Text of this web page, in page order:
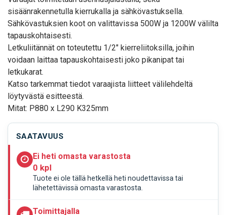
sisäänrakennetulla kierrukalla ja sähkövastuksella.
Sähkövastuksien koot on valittavissa 500W ja 1200W välilta
tapauskohtaisesti.
Letkuliitännät on toteutettu 1/2" kierreliitoksilla, joihin
voidaan laittaa tapauskohtaisesti joko pikanipat tai
letkukarat.
Katso tarkemmat tiedot varaajista liitteet välilehdeltä
löytyvästä esitteestä.
Mitat: P880 x L290 K325mm
SAATAVUUS
Ei heti omasta varastosta
0 kpl
Tuote ei ole tällä hetkellä heti noudettavissa tai
lähetettävissä omasta varastosta.
Toimittajalla